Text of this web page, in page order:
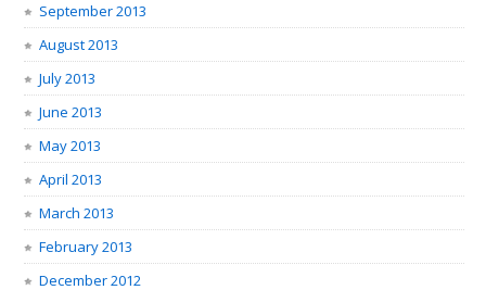
September 2013
August 2013
July 2013
June 2013
May 2013
April 2013
March 2013
February 2013
December 2012